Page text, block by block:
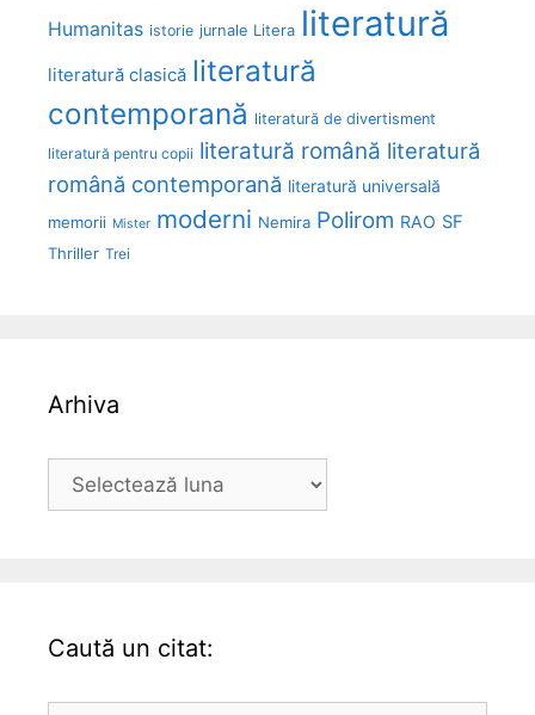
Humanitas istorie jurnale Litera literatură
literatură clasică literatură
contemporană literatură de divertisment
literatură pentru copii literatură română literatură
română contemporană literatură universală
memorii Mister moderni Nemira Polirom RAO SF
Thriller Trei
Arhiva
Arhiva
Caută un citat: